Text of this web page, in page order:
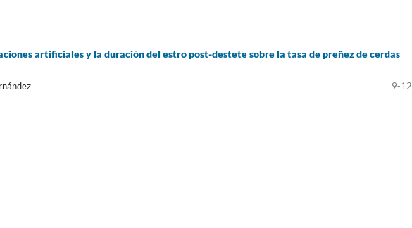
artificiales y la duración del estro post-destete sobre la tasa de preñez de cerdas
9-12